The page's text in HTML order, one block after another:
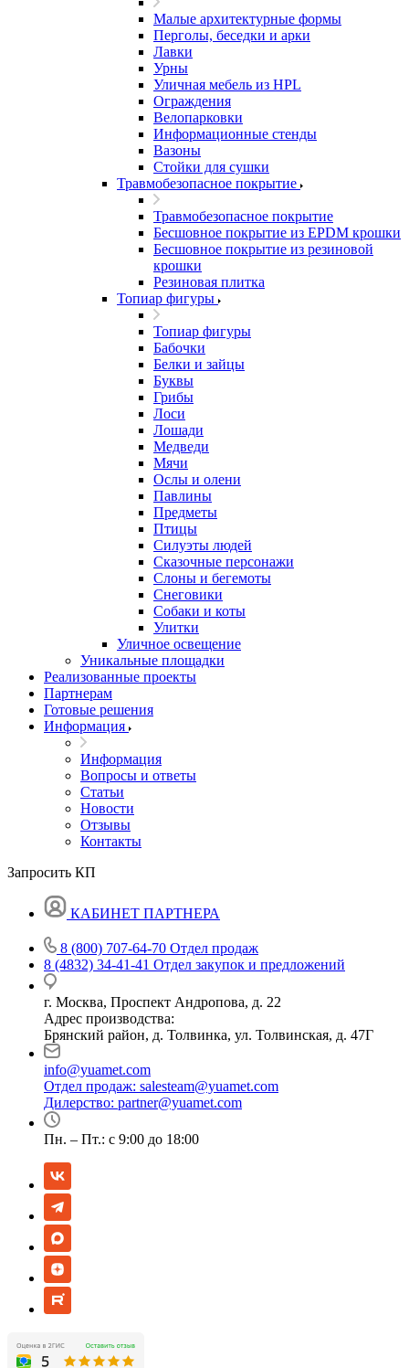
Малые архитектурные формы
Перголы, беседки и арки
Лавки
Урны
Уличная мебель из HPL
Ограждения
Велопарковки
Информационные стенды
Вазоны
Стойки для сушки
Травмобезопасное покрытие
Травмобезопасное покрытие
Бесшовное покрытие из EPDM крошки
Бесшовное покрытие из резиновой
крошки
Резиновая плитка
Топиар фигуры
Топиар фигуры
Бабочки
Белки и зайцы
Буквы
Грибы
Лоси
Лошади
Медведи
Мячи
Ослы и олени
Павлины
Предметы
Птицы
Силуэты людей
Сказочные персонажи
Слоны и бегемоты
Снеговики
Собаки и коты
Улитки
Уличное освещение
Уникальные площадки
Реализованные проекты
Партнерам
Готовые решения
Информация
Информация
Вопросы и ответы
Статьи
Новости
Отзывы
Контакты
Запросить КП
КАБИНЕТ ПАРТНЕРА
8 (800) 707-64-70 Отдел продаж
8 (4832) 34-41-41 Отдел закупок и предложений
г. Москва, Проспект Андропова, д. 22
Адрес производства:
Брянский район, д. Толвинка, ул. Толвинская, д. 47Г
info@yuamet.com
Отдел продаж: salesteam@yuamet.com
Дилерство: partner@yuamet.com
Пн. – Пт.: с 9:00 до 18:00